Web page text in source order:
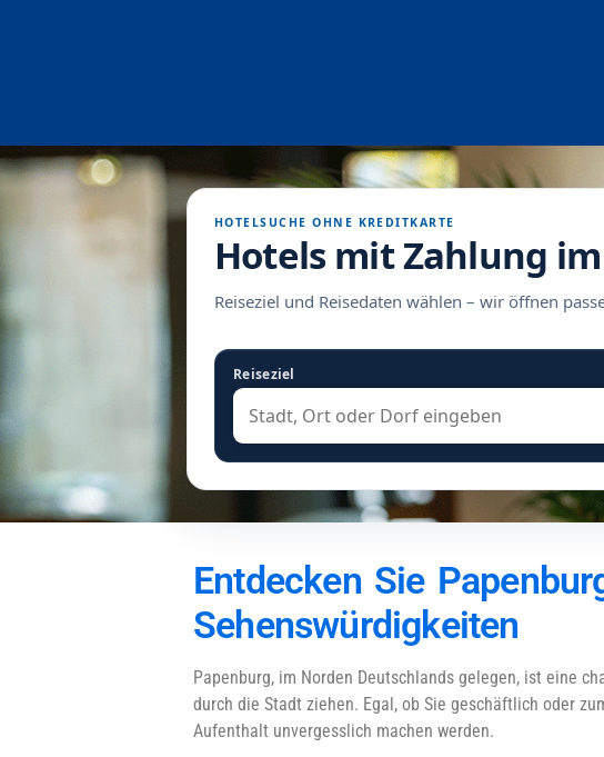
HOTELSUCHE OHNE KREDITKARTE
Hotels mit Zahlung
Reiseziel und Reisedaten wählen – wir öffnen
Reiseziel
Entdecken Sie
Sehenswürdigkeiten
Papenburg, im Norden Deutschlands gelegen, ist eine
durch die Stadt ziehen. Egal, ob Sie geschäftlich oder
Aufenthalt unvergesslich machen werden.